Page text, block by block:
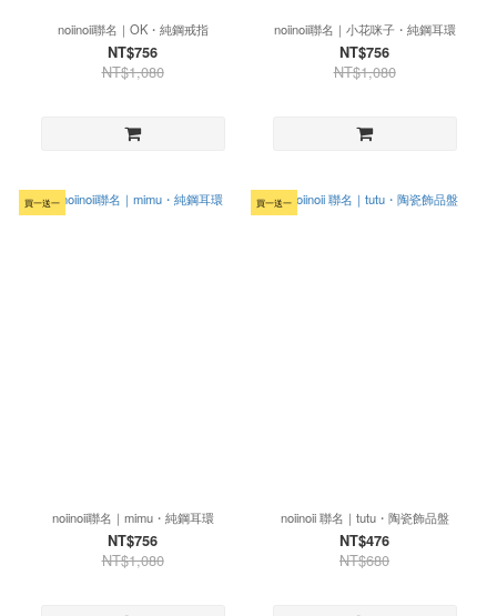
noiinoii聯名｜OK・純鋼戒指
NT$756
NT$1,080
noiinoii聯名｜小花咪子・純鋼耳環
NT$756
NT$1,080
買一送一
noiinoii聯名｜mimu・純鋼耳環
NT$756
NT$1,080
買一送一
noiinoii 聯名｜tutu・陶瓷飾品盤
NT$476
NT$680